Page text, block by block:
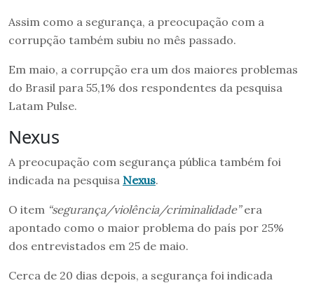
Assim como a segurança, a preocupação com a
corrupção também subiu no mês passado.
Em maio, a corrupção era um dos maiores problemas
do Brasil para 55,1% dos respondentes da pesquisa
Latam Pulse.
Nexus
A preocupação com segurança pública também foi
indicada na pesquisa Nexus.
O item “segurança/violência/criminalidade”era
apontado como o maior problema do país por 25%
dos entrevistados em 25 de maio.
Cerca de 20 dias depois, a segurança foi indicada